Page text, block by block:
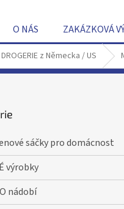
O NÁS ZAKÁZKOVÁ
DROGERIE z Německa / US
sáčky pro domácnost
výrobky
nádobí